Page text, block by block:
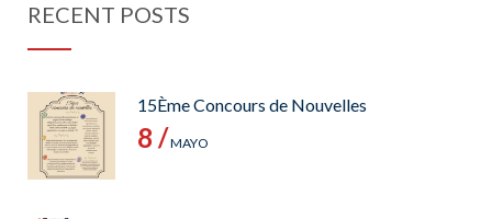
RECENT POSTS
15Ème Concours de Nouvelles
8 /MAYO